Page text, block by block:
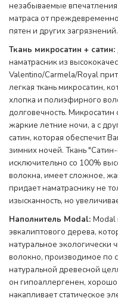
незабываемые
матраса от
пятен и других загрязнений.
Ткань микросатин + сатин:
наматрасник из
Valentino/Carmela/Royal
легкая ткань микросатин,
хлопка и полиэфирного
долговечность.
жаркие летние ночи, а с
сатин, которая обеспечит
зимних ночей. Ткань
исключительно со 100%
волокна, имеет сложное,
придает наматраснику не
изысканность, но
Наполнитель Modal: Modal
эвкалиптового дерева,
натуральное экологически
волокно, производимое по
натуральной древесной
он гипоаллергенен,
накапливает статическое